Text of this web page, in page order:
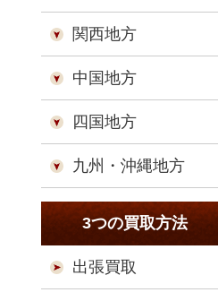
関西地方
中国地方
四国地方
九州・沖縄地方
3つの買取方法
出張買取